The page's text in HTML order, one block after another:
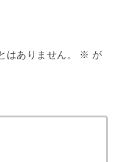
はありません。 ※ が